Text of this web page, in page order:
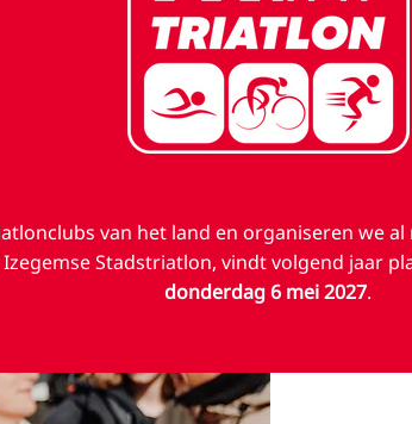
van het land en organiseren we
Stadstriatlon, vindt volgend jaar
donderdag 6 mei 2027.